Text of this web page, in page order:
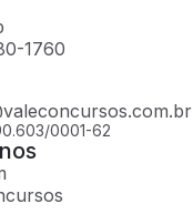
1760
0001-62